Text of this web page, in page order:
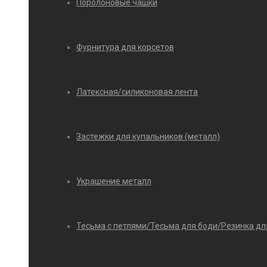
Поролоновые чашки
Фурнитура для корсетов
Латексная/силиконовая лента
Застежки для купальников (металл)
Украшение металл
Тесьма с петлями/Тесьма для боди/Резинка